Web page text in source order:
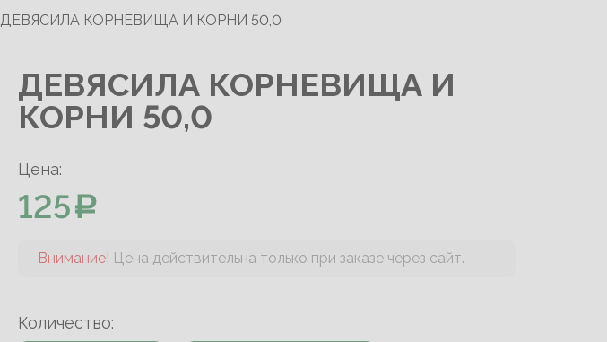
ДЕВЯСИЛА КОРНЕВИЩА И КОРНИ 50,0
ДЕВЯСИЛА КОРНЕВИЩА И
КОРНИ 50,0
Цена:
125
Внимание! Цена действительна только при заказе через сайт.
Количество: